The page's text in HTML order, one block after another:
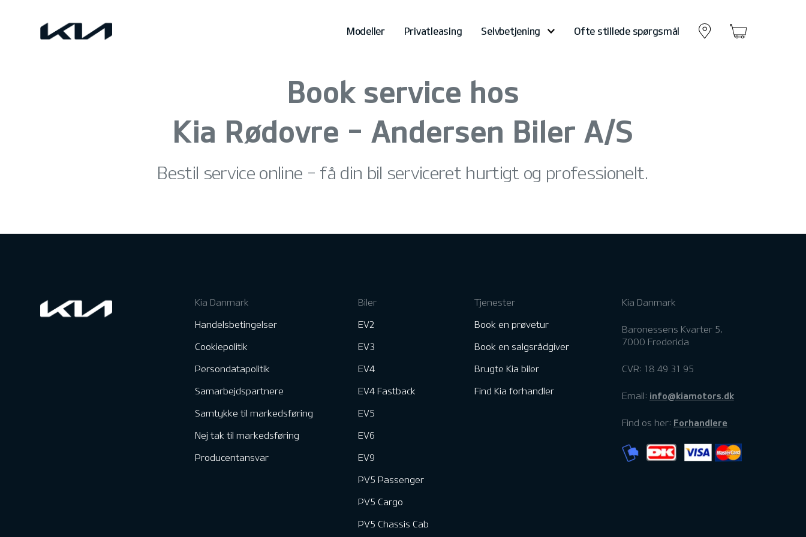
Modeller Privatleasing Selvbetjening Ofte stillede spørgsmål
Book service hos
Kia Rødovre - Andersen Biler A/S
Bestil service online – få din bil serviceret hurtigt og professionelt.
Kia Danmark
Handelsbetingelser
Cookiepolitik
Persondatapolitik
Samarbejdspartnere
Samtykke til markedsføring
Nej tak til markedsføring
Producentansvar
Biler
EV2
EV3
EV4
EV4 Fastback
EV5
EV6
EV9
PV5 Passenger
PV5 Cargo
PV5 Chassis Cab
Tjenester
Book en prøvetur
Book en salgsrådgiver
Brugte Kia biler
Find Kia forhandler
Kia Danmark
Baronessens Kvarter 5,
7000 Fredericia
CVR: 18 49 31 95
Email: info@kiamotors.dk
Find os her: Forhandlere